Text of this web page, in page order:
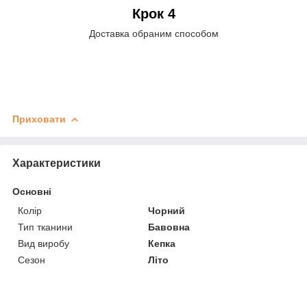
Крок 4
Доставка обраним способом
Приховати
Характеристики
Основні
Колір
Чорний
Тип тканини
Бавовна
Вид виробу
Кепка
Сезон
Літо